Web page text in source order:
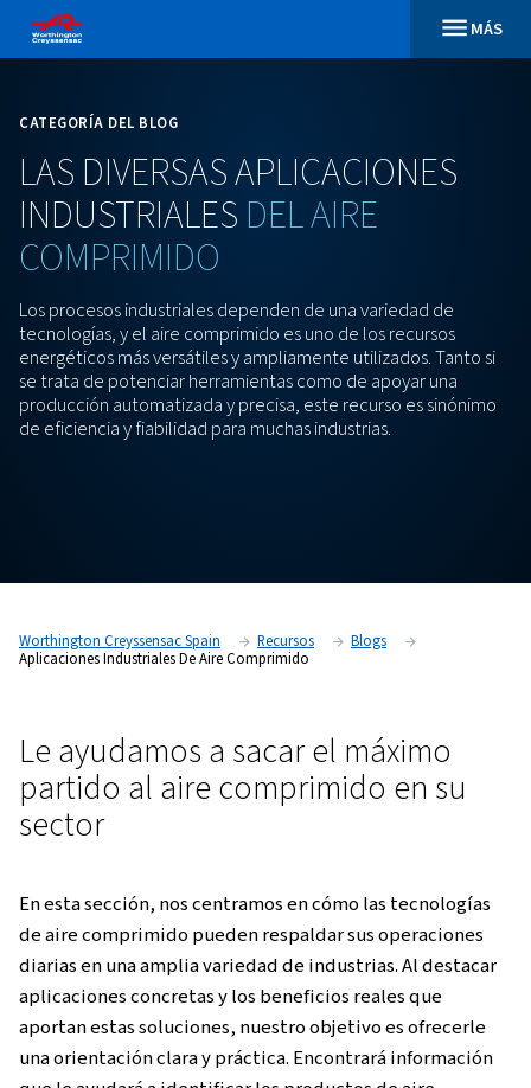
CATEGORÍA DEL BLOG
LASDIVERSAS
INDUSTRIALES
COMPRIMIDO
Los procesos industriales dependen de una
tecnologías, y el aire comprimido es uno de los
energéticos más versátiles y ampliamente
Worthington Creyssensac Spain Recursos
Blogs
Aplicaciones Industriales De Aire Comprimido
Le ayudamos a sacar el
partido al aire comprimido
sector